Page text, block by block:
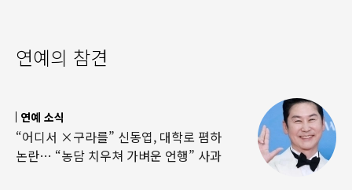
연예의 참견
연예 소식
“어디서 ×구라를” 신동엽, 대학로 폄하
논란… “농담 치우쳐 가벼운 언행” 사과